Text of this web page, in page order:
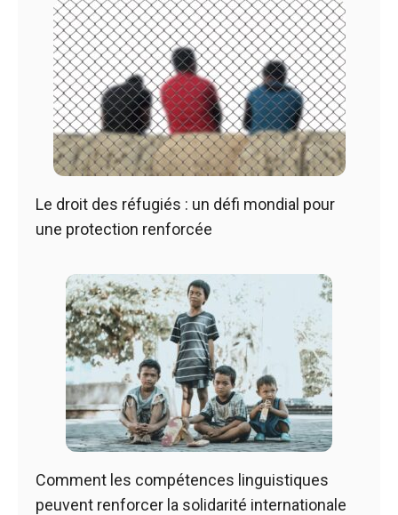
Le droit des réfugiés : un défi mondial pour
une protection renforcée
Comment les compétences linguistiques
peuvent renforcer la solidarité internationale